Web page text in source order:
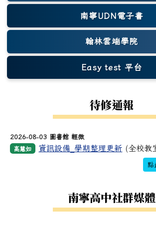
南寧UDN電子書
翰林雲端學院
Easy test 平台
(另開新視
待修通報
2026-08-03 圖書館 輕微
高慧如 資訊設備_學期整理更新 (全校教
點
南寧高中社群媒體